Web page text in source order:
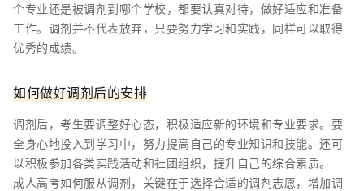
个专业还是被调剂到哪个学校，都要认真对待，做好适应和准备
工作。调剂并不代表放弃，只要努力学习和实践，同样可以取得
优秀的成绩。
如何做好调剂后的安排
调剂后，考生要调整好心态，积极适应新的环境和专业要求。要
全身心地投入到学习中，努力提高自己的专业知识和技能。还可
以积极参加各类实践活动和社团组织，提升自己的综合素质。
成人高考如何服从调剂，关键在于选择合适的调剂志愿，增加调